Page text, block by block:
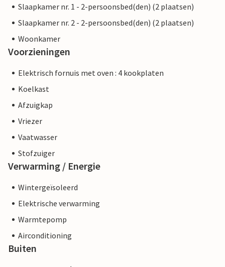
Slaapkamer nr. 1 - 2-persoonsbed(den) (2 plaatsen)
Slaapkamer nr. 2 - 2-persoonsbed(den) (2 plaatsen)
Woonkamer
Voorzieningen
Elektrisch fornuis met oven : 4 kookplaten
Koelkast
Afzuigkap
Vriezer
Vaatwasser
Stofzuiger
Verwarming / Energie
Wintergeïsoleerd
Elektrische verwarming
Warmtepomp
Airconditioning
Buiten